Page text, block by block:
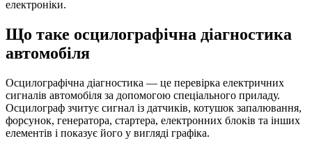
електроніки.
Що таке осцилографічна діагностика
автомобіля
Осцилографічна діагностика — це перевірка електричних
сигналів автомобіля за допомогою спеціального приладу.
Осцилограф зчитує сигнал із датчиків, котушок запалювання,
форсунок, генератора, стартера, електронних блоків та інших
елементів і показує його у вигляді графіка.